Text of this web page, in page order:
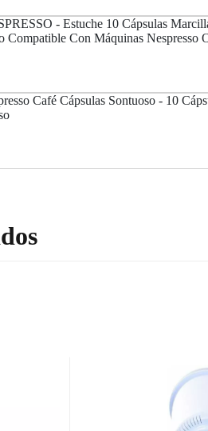
- Estuche 10 Cápsulas
Compatible Con Máquinas Nespresso
Café Cápsulas Sontuoso - 10